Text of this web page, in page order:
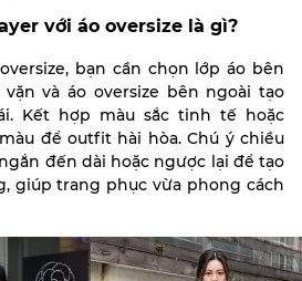
với áo oversize là gì?
bạn cần chọn lớp áo bên
và áo oversize bên ngoài tạo
Kết hợp màu sắc tinh tế hoặc
để outfit hài hòa. Chú ý chiều
đến dài hoặc ngược lại để tạo
giúp trang phục vừa phong cách